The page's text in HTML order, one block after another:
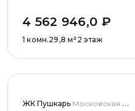
4 562 946,0 ₽
1 комн.29,8 м²2 этаж
ЖК Пушкарь Московская область, Городской округ Пушкинский, с. Тарасовка, мкр Пушкарь, дома № 1, 2, 3